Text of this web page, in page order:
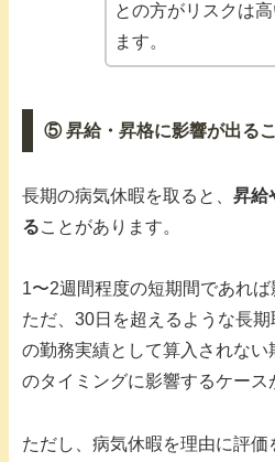
との方がリスクは
ます。
⑤ 昇給・昇格に影響が出る
長期の病気休暇を取ると、 昇給
ることがあります。
1〜2週間程度の短期間であれば
ただ、30日を超えるような長
の勤務実績として算入されな
のタイミングに影響するケース
ただし、病気休暇を理由に評